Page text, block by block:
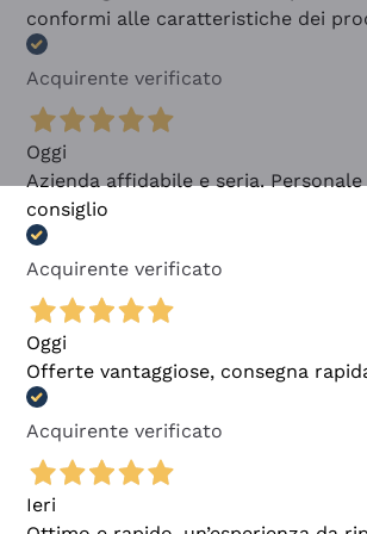
conformi alle caratteristiche dei
Acquirente verificato
Oggi
Azienda affidabile e seria.
consiglio
Acquirente verificato
Oggi
Offerte vantaggiose, consegna
Acquirente verificato
Ieri